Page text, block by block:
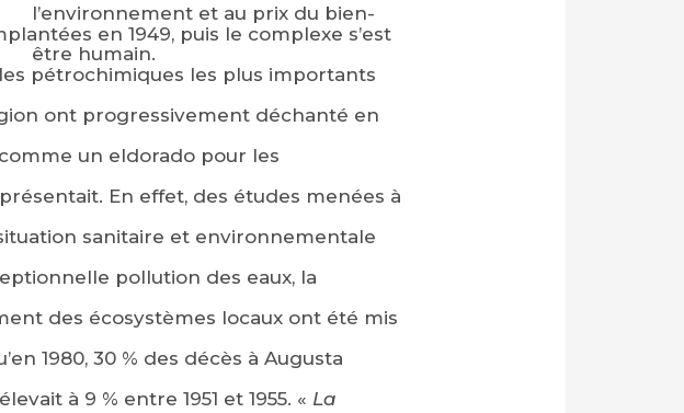
l’environnement et au prix du bien-
être humain.
en 1949, puis le complexe s’est
pétrochimiques les plus importants
ont progressivement déchanté en
un eldorado pour les
En effet, des études menées à
sanitaire et environnementale
pollution des eaux, la
des écosystèmes locaux ont été mis
1980, 30 % des décès à Augusta
à 9 % entre 1951 et 1955. « La